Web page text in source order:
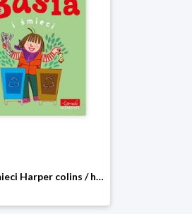
Basia i śmieci Harper colins / harper kids